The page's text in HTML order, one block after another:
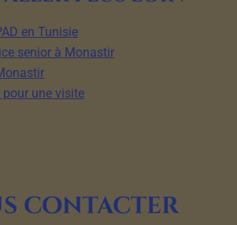
en Tunisie
senior à Monastir
une visite
contacter